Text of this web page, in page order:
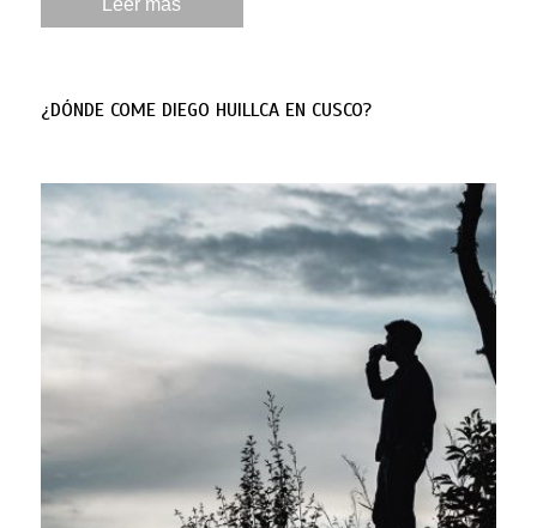
¿DÓNDE COME DIEGO HUILLCA EN CUSCO?